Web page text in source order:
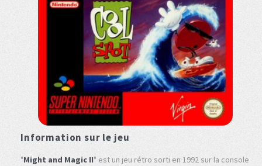
Information sur le jeu
"Might and Magic II" est un jeu rétro sorti en 1992 sur la console